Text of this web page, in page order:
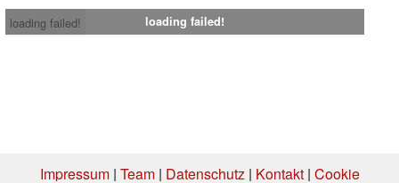
loading failed!
loading failed!
Impressum| Team| Datenschutz| Kontakt| Cookie